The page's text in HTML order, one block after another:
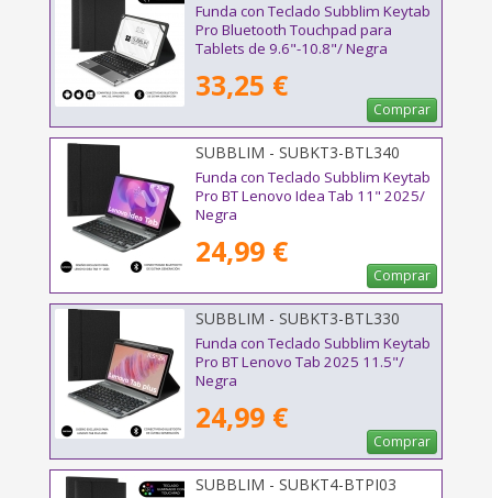
Funda con Teclado Subblim Keytab
Pro Bluetooth Touchpad para
Tablets de 9.6"-10.8"/ Negra
33,25 €
Comprar
SUBBLIM - SUBKT3-BTL340
Funda con Teclado Subblim Keytab
Pro BT Lenovo Idea Tab 11" 2025/
Negra
24,99 €
Comprar
SUBBLIM - SUBKT3-BTL330
Funda con Teclado Subblim Keytab
Pro BT Lenovo Tab 2025 11.5"/
Negra
24,99 €
Comprar
SUBBLIM - SUBKT4-BTPI03